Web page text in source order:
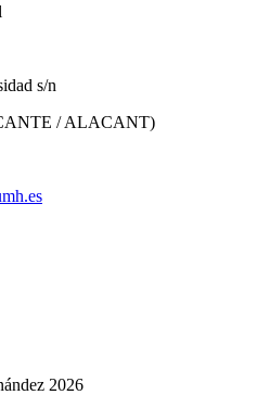
s/n
/ ALACANT)
2026